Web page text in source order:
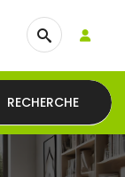
RECHERCHE